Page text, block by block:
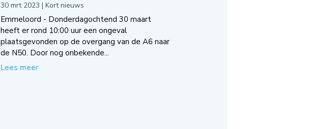
30 mrt 2023 | Kort nieuws
Emmeloord - Donderdagochtend 30 maart
heeft er rond 10:00 uur een ongeval
plaatsgevonden op de overgang van de A6 naar
de N50. Door nog onbekende...
Lees meer